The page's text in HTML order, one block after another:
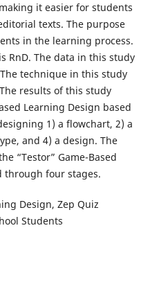
it easier for students
texts. The purpose
in the learning process.
RnD. The data in this study
technique in this study
results of this study
Learning Design based
1) a flowchart, 2) a
and 4) a design. The
“Testor” Game-Based
through four stages.
Design, Zep Quiz
Students